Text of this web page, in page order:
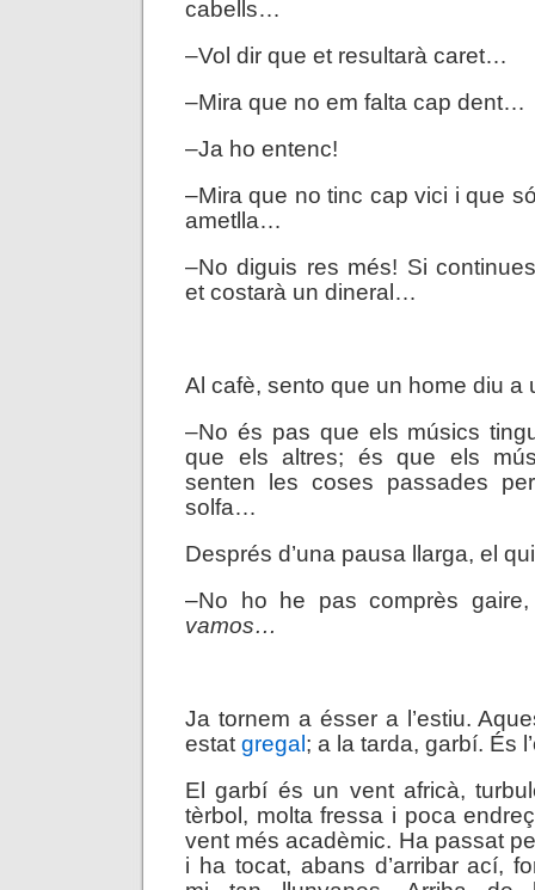
cabells…
–Vol dir que et resultarà caret…
–Mira que no em falta cap dent…
–Ja ho entenc!
–Mira que no tinc cap vici i que
ametlla…
–No diguis res més! Si
et costarà un dineral…
Al cafè, sento que un home diu a
–No és pas que els músics
que els altres; és que els
senten les coses passades
solfa…
Després d’una pausa llarga, el
–No ho he pas comprès gaire,
vamos…
Ja tornem a ésser a l’estiu.
estat gregal; a la tarda, garbí. És
El garbí és un vent africà,
tèrbol, molta fressa i poca
vent més acadèmic. Ha passat
i ha tocat, abans d’arribar ací,